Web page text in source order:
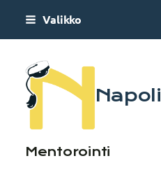
Siirry
Valikko
Napoli
Mentorointi